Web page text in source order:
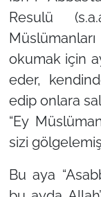
Resulü
okumak için
eder,
edip onlara
“Ey
sizi
Bu aya